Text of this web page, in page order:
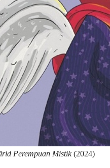
Perempuan Mistik(2024)